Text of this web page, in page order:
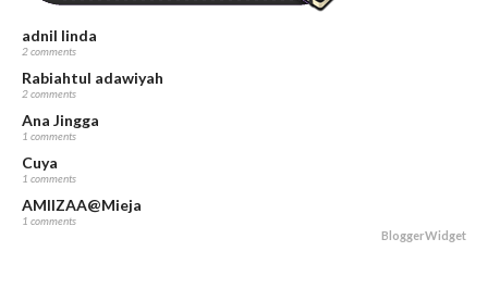
adnil linda
2 comments
Rabiahtul adawiyah
2 comments
Ana Jingga
1 comments
Cuya
1 comments
AMIIZAA@Mieja
1 comments
BloggerWidget